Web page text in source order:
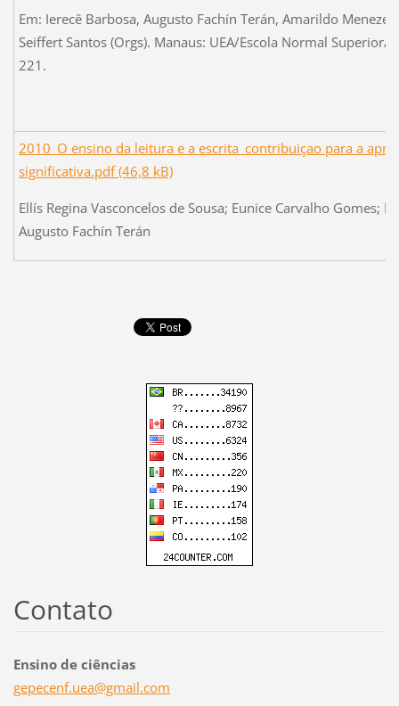
Em: Ierecê Barbosa, Augusto Fachín Terán, Amarildo Menezes
Seiffert Santos (Orgs). Manaus: UEA/Escola Normal Superior/
221.
2010_O ensino da leitura e a escrita_contribuiçao para a
significativa.pdf (46,8 kB)
Ellís Regina Vasconcelos de Sousa; Eunice Carvalho Gomes;
Augusto Fachín Terán
Contato
Ensino de ciências
gepecenf.uea@gmail.com